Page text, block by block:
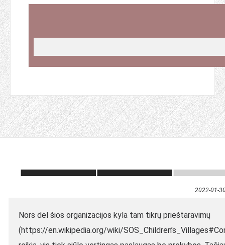
2022-01-
Nors dėl šios organizacijos kyla tam tikrų prieštaravimų
(https://en.wikipedia.org/wiki/